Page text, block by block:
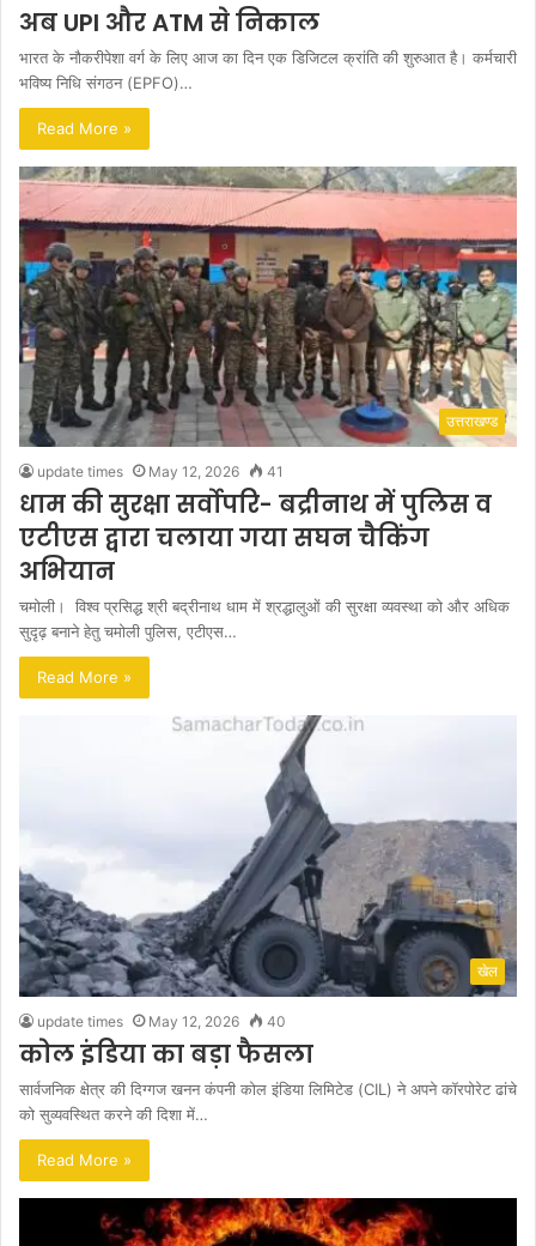
अब UPI और ATM से निकाल
भारत के नौकरीपेशा वर्ग के लिए आज का दिन एक डिजिटल क्रांति की शुरुआत है। कर्मचारी
भविष्य निधि संगठन (EPFO)…
Read More »
उत्तराखण्ड
update times May 12, 2026 41
धाम की सुरक्षा सर्वोपरि- बद्रीनाथ में पुलिस व
एटीएस द्वारा चलाया गया सघन चैकिंग
अभियान
चमोली। विश्व प्रसिद्ध श्री बद्रीनाथ धाम में श्रद्धालुओं की सुरक्षा व्यवस्था को और अधिक
सुदृढ़ बनाने हेतु चमोली पुलिस, एटीएस…
Read More »
खेल
update times May 12, 2026 40
कोल इंडिया का बड़ा फैसला
सार्वजनिक क्षेत्र की दिग्गज खनन कंपनी कोल इंडिया लिमिटेड (CIL) ने अपने कॉरपोरेट ढांचे
को सुव्यवस्थित करने की दिशा में…
Read More »